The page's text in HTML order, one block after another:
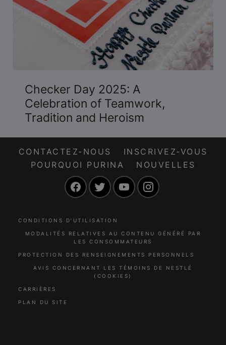
Checker Day 2025: A
Celebration of Teamwork,
Tradition and Heroism
CONTACTEZ-NOUS
INSCRIVEZ-VOUS
POURQUOI PURINA
NOUVELLES
FacebookTwitter YouTube
CONDITIONS D’UTILISATION
MODALITÉS RELATIVES AU CONTENU GÉNÉRÉ PAR
LES CONSOMMATEURS
PROTECTION DES RENSEIGNEMENTS PERSONNELS
AVIS CONCERNANT LES TÉMOINS DE NESTLÉ
(COOKIES)
CARRIÈRES
PLAN DU SITE